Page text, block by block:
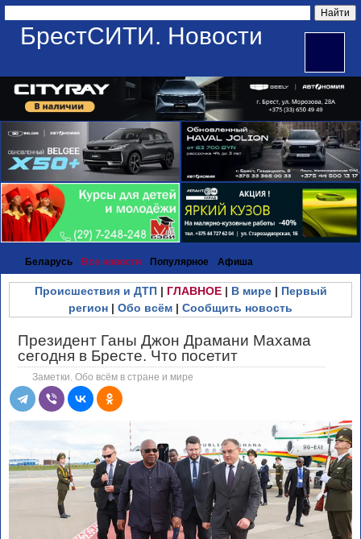
БрестСИТИ. Новости
Беларусь Все новости Популярное Афиша
Происшествия и ДТП| ГЛАВНОЕ| В мире| Первый
регион | Обо всём | Сообщить новость
Президент Ганы Джон Драмани Махама
сегодня в Бресте. Что посетит
Заметки. Обо всём в стране и мире